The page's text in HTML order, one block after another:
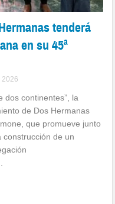
tenderá
en su 45ª
2026
dos continentes”, la
de Dos Hermanas
que promueve junto
construcción de un